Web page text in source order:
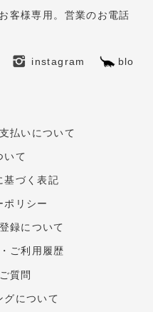
様専用。営業のお電話
instagram
blo
払いについて
いて
基づく表記
ポリシー
録について
ご利用履歴
質問
グについて